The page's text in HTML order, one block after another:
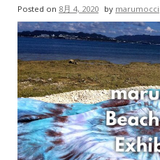
Posted on 8月 4, 2020 bymarumocci